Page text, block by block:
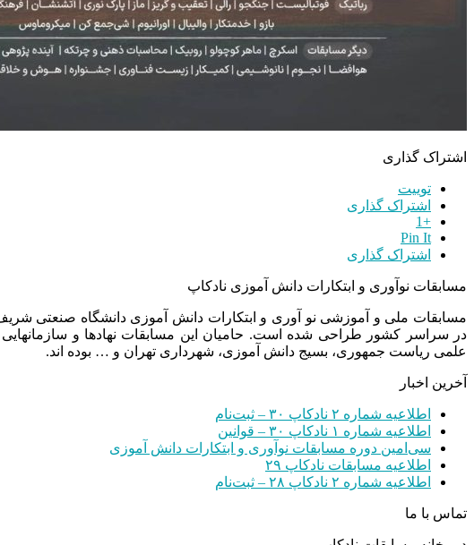
اشتراک گذاری
توییت
اشتراک گذاری
+1
Pin It
اشتراک گذاری
مسابقات نوآوری و ابتکارات دانش آموزی نادکاپ
مسابقات ملی و آموزشی نو آوری و ابتکارات دانش آموزی دانشگاه صنعتی
در سراسر کشور طراحی شده است. حامیان این مسابقات نهادها و
علمی ریاست جمهوری، بسیج دانش آموزی، شهرداری تهران و … بوده اند.
آخرین اخبار
اطلاعیه شماره ۲ نادکاپ ۳۰ – ثبت‌نام
اطلاعیه شماره ۱ نادکاپ ۳۰ – قوانین
سی‌امین دوره مسابقات نوآوری و ابتکارات دانش آموزی
اطلاعیه مسابقات نادکاپ ۲۹
اطلاعیه شماره ۲ نادکاپ ۲۸ – ثبت‌نام
تماس با ما